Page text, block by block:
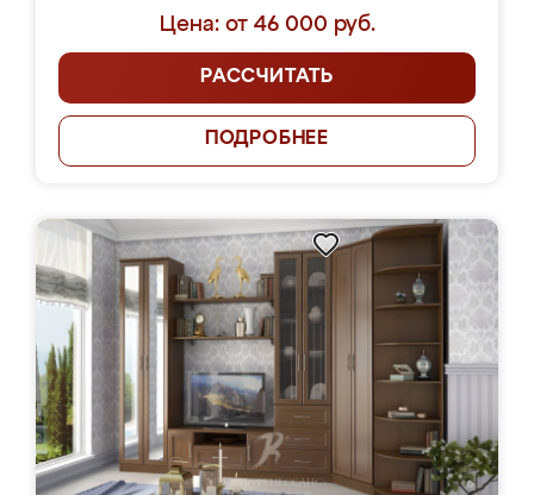
Цена: от 46 000 руб.
РАССЧИТАТЬ
ПОДРОБНЕЕ